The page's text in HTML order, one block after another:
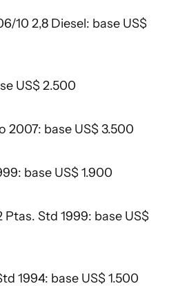
10 2,8 Diesel: base US$
US$ 2.500
2007: base US$ 3.500
base US$ 1.900
Ptas. Std 1999: base US$
1994: base US$ 1.500